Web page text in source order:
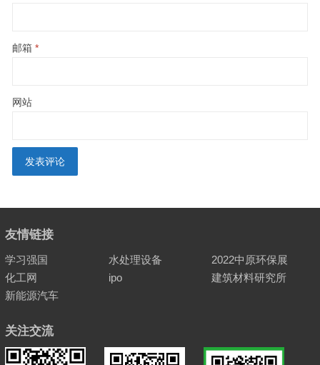
邮箱 *
网站
友情链接
学习强国 水处理设备
2022中原环保展
化工网
ipo
建筑材料研究所
新能源汽车
关注交流